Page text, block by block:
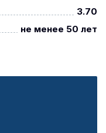
3.70
не менее 50 лет